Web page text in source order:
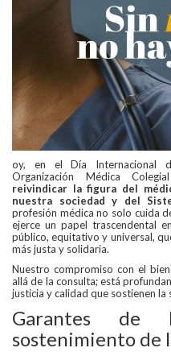
oy, en el Día Internacional
Organización Médica
reivindicar la figura del
nuestra sociedad y del
profesión médica no solo cuida
ejerce un papel trascendental
público, equitativo y universal,
más justa y solidaria.
Nuestro compromiso con el
allá de la consulta; está
justicia y calidad que sostienen la
Garantes
sostenimiento de